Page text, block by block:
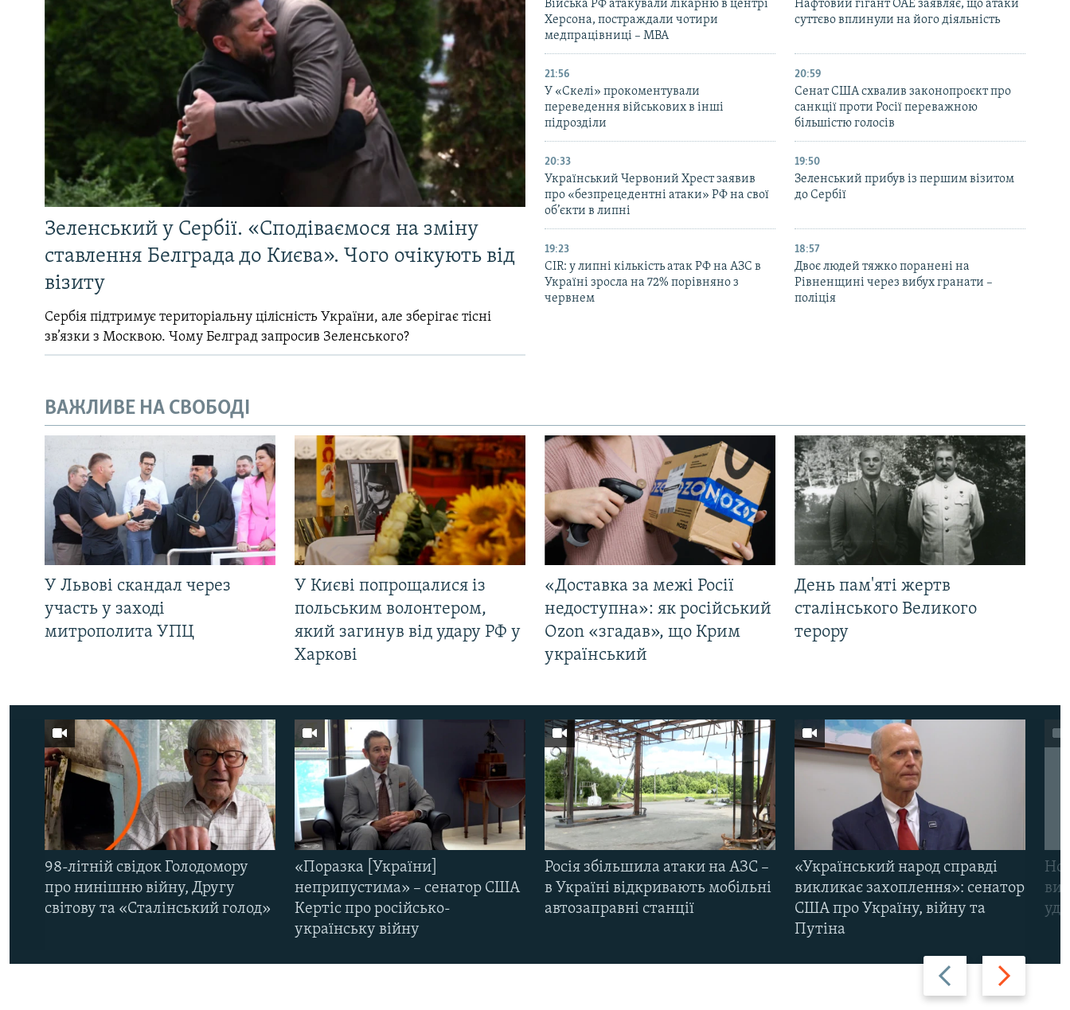
Зеленський у Сербії. «Сподіваємося на зміну
ставлення Белграда до Києва». Чого очікують від
візиту
Сербія підтримує територіальну цілісність України, але зберігає тісні
зв’язки з Москвою. Чому Белград запросив Зеленського?
Війська РФ атакували лікарню в центрі
Херсона, постраждали чотири
медпрацівниці – МВА
Нафтовий гігант ОАЕ заявляє, що атаки
суттєво вплинули на його діяльність
21:56
У «Скелі» прокоментували
переведення військових в інші
підрозділи
20:59
Cенат США схвалив законопроєкт про
санкції проти Росії переважною
більшістю голосів
20:33
Український Червоний Хрест заявив
про «безпрецедентні атаки» РФ на свої
об’єкти в липні
19:50
Зеленський прибув із першим візитом
до Сербії
19:23
CIR: у липні кількість атак РФ на АЗС в
Україні зросла на 72% порівняно з
червнем
18:57
Двоє людей тяжко поранені на
Рівненщині через вибух гранати –
поліція
ВАЖЛИВЕ НА СВОБОДІ
У Львові скандал через
участь у заході
митрополита УПЦ
У Києві попрощалися із
польським волонтером,
який загинув від удару РФ у
Харкові
«Доставка за межі Росії
недоступна»: як російський
Ozon «згадав», що Крим
український
День пам'яті жертв
сталінського Великого
терору
Назад Вперед
98-літній свідок Голодомору
про нинішню війну, Другу
світову та «Сталінський голод»
«Поразка [України]
неприпустима» – сенатор США
Кертіс про російсько-
українську війну
Росія збільшила атаки на АЗС –
в Україні відкривають мобільні
автозаправні станції
«Український народ справді
викликає захоплення»: сенатор
США про Україну, війну та
Путіна